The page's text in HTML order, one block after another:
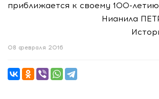
приближается к своему 100-
Нианила
08 февраля 2016